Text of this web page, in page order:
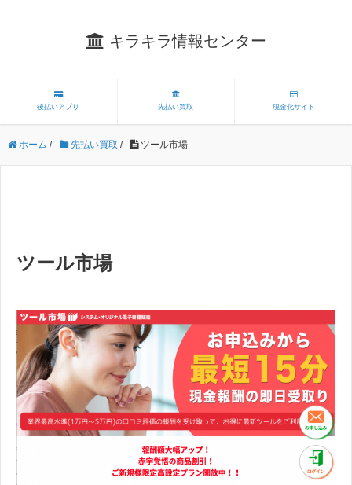
キラキラ情報センター
後払いアプリ 先払い買取 現金化サイト
ホーム / 先払い買取 / ツール市場
ツール市場